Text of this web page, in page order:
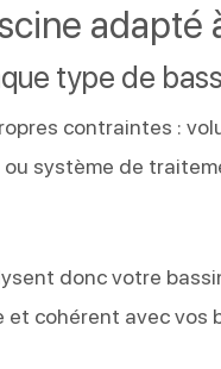
adapté
type de
contraintes :
système de
donc votre
et cohérent avec vos